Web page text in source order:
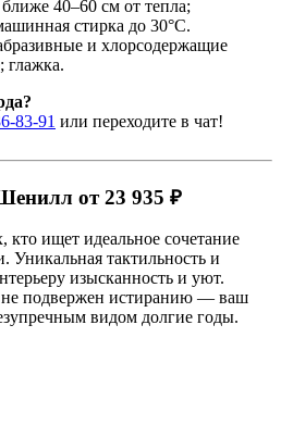
40–60 см от тепла;
стирка до 30°C.
и хлорсодержащие
глажка.
83-91 или переходите в чат!
от 23 935 ₽
кто ищет идеальное сочетание
Уникальная тактильность и
изысканность и уют.
подвержен истиранию — ваш
видом долгие годы.